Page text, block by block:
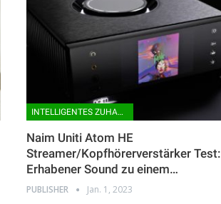
INTELLIGENTES ZUHAUSE
Naim Uniti Atom HE
Streamer/Kopfhörerverstärker Test:
Erhabener Sound zu einem…
PUBLISHER Jan. 1, 2023